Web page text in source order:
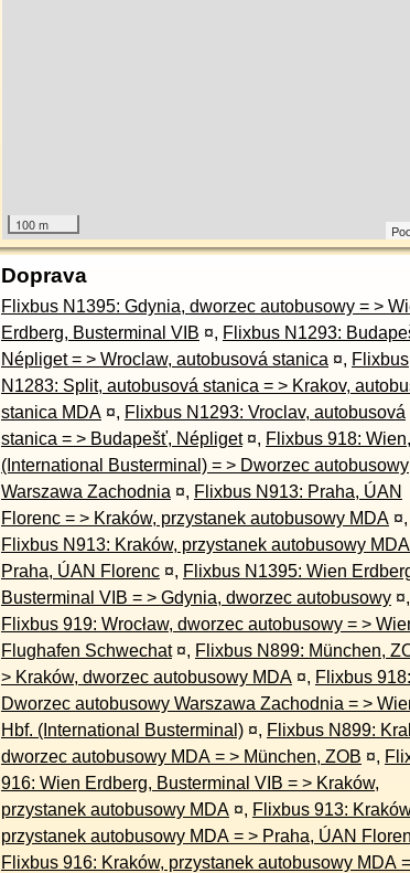
100 m
Doprava
Flixbus N1395: Gdynia, dworzec autobusowy = > Wien
Erdberg, Busterminal VIB ¤, Flixbus N1293:
Népliget = > Wroclaw, autobusová stanica ¤, Flixbus
N1283: Split, autobusová stanica = > Krakov, autobusová
stanica MDA ¤, Flixbus N1293: Vroclav, autobusová
stanica = > Budapešť, Népliget ¤, Flixbus 918:
(International Busterminal) = > Dworzec autobusowy
Warszawa Zachodnia ¤, Flixbus N913: Praha, ÚAN
Florenc = > Kraków, przystanek autobusowy MDA ¤,
Flixbus N913: Kraków, przystanek autobusowy
Praha, ÚAN Florenc ¤, Flixbus N1395: Wien
Busterminal VIB = > Gdynia, dworzec autobusowy ¤,
Flixbus 919: Wrocław, dworzec autobusowy = > Wien,
Flughafen Schwechat ¤, Flixbus N899: München,
> Kraków, dworzec autobusowy MDA ¤, Flixbus 918:
Dworzec autobusowy Warszawa Zachodnia = > Wien,
Hbf. (International Busterminal) ¤, Flixbus N899:
dworzec autobusowy MDA = > München, ZOB ¤,
916: Wien Erdberg, Busterminal VIB = > Kraków,
przystanek autobusowy MDA ¤, Flixbus 913:
przystanek autobusowy MDA = > Praha, ÚAN
Flixbus 916: Kraków, przystanek autobusowy MDA